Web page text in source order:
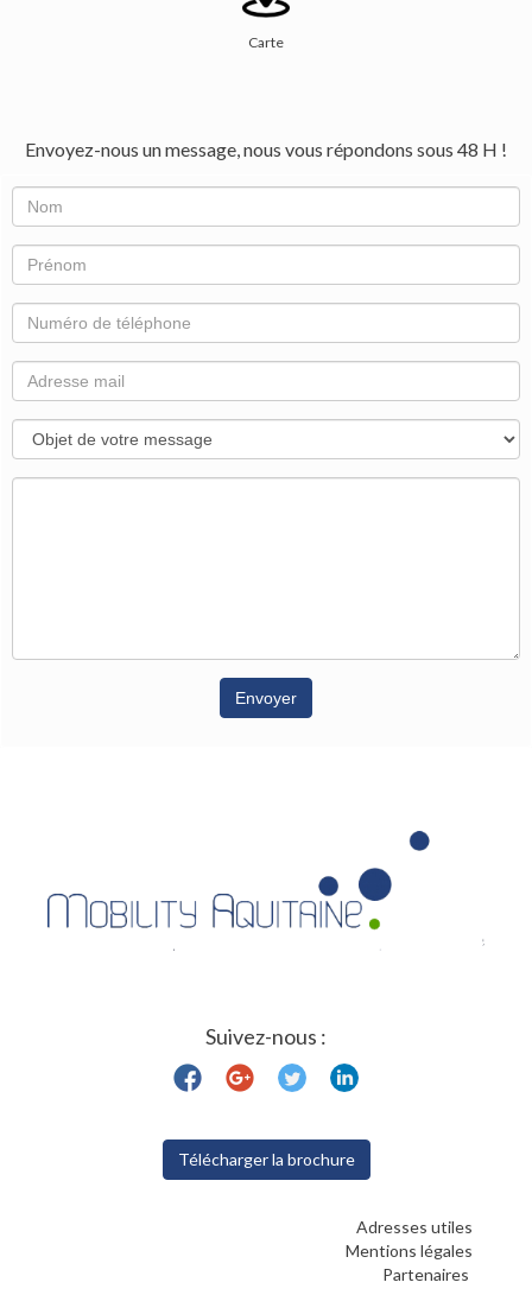
Carte
Envoyez-nous un message, nous vous répondons sous 48 H !
Envoyer
Suivez-nous :
Télécharger la brochure
Adresses utiles
Mentions légales
Partenaires